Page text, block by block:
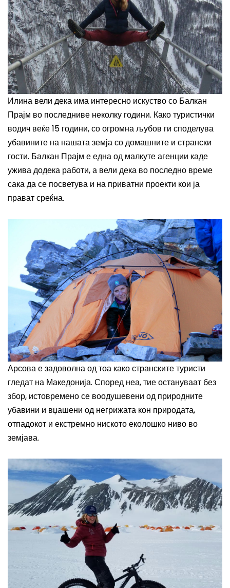
Илина вели дека има интересно искуство со Балкан
Прајм во последниве неколку години. Како туристички
водич веќе 15 години, со огромна љубов ги споделува
убавините на нашата земја со домашните и странски
гости. Балкан Прајм е една од малкуте агенции каде
ужива додека работи, а вели дека во последно време
сака да се посветува и на приватни проекти кои ја
прават среќна.
Арсова е задоволна од тоа како странските туристи
гледат на Македонија. Според неа, тие остануваат без
збор, истовремено се воодушевени од природните
убавини и вџашени од негрижата кон природата,
отпадокот и екстремно ниското еколошко ниво во
земјава.